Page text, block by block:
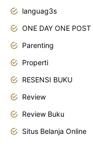
languag3s
ONE DAY ONE POST
Parenting
Properti
RESENSI BUKU
Review
Review Buku
Situs Belanja Online